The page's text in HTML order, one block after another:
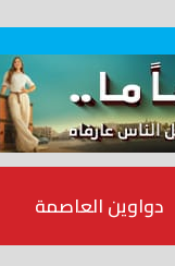
دواوين العاصمة